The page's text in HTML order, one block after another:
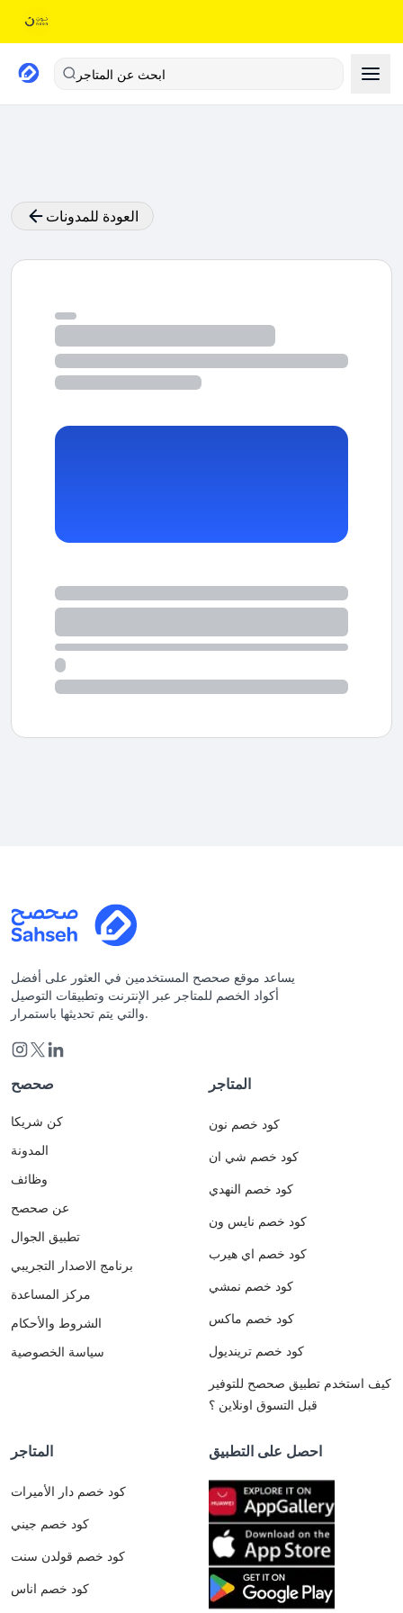
ابحث عن المتاجر
العودة للمدونات
يساعد موقع صحصح المستخدمين في العثور على أفضل
أكواد الخصم للمتاجر عبر الإنترنت وتطبيقات التوصيل
والتي يتم تحديثها باستمرار.
صحصح
كن شريكا
المدونة
وظائف
عن صحصح
تطبيق الجوال
برنامج الاصدار التجريبي
مركز المساعدة
الشروط والأحكام
سياسة الخصوصية
المتاجر
كود خصم نون
كود خصم شي ان
كود خصم النهدي
كود خصم نايس ون
كود خصم اي هيرب
كود خصم نمشي
كود خصم ماكس
كود خصم ترينديول
كيف استخدم تطبيق صحصح للتوفير
قبل التسوق اونلاين ؟
المتاجر
كود خصم دار الأميرات
كود خصم جيني
كود خصم قولدن سنت
كود خصم اناس
احصل على التطبيق